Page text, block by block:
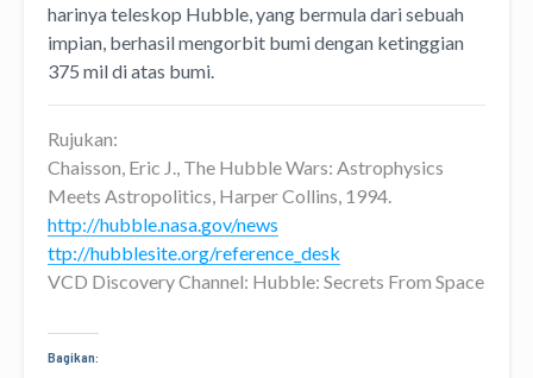
harinya teleskop Hubble, yang bermula dari sebuah
impian, berhasil mengorbit bumi dengan ketinggian
375 mil di atas bumi.
Rujukan:
Chaisson, Eric J., The Hubble Wars: Astrophysics
Meets Astropolitics, Harper Collins, 1994.
http://hubble.nasa.gov/news
ttp://hubblesite.org/reference_desk
VCD Discovery Channel: Hubble: Secrets From Space
Bagikan: